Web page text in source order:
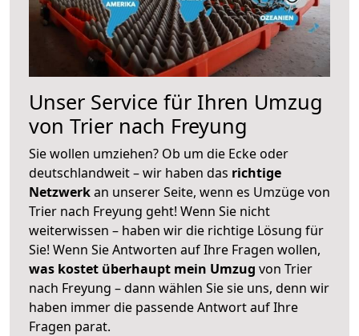
Unser Service für Ihren Umzug
von Trier nach Freyung
Sie wollen umziehen? Ob um die Ecke oder
deutschlandweit – wir haben das richtige
Netzwerkan unserer Seite, wenn es Umzüge von
Trier nach Freyung geht! Wenn Sie nicht
weiterwissen – haben wir die richtige Lösung für
Sie! Wenn Sie Antworten auf Ihre Fragen wollen,
was kostet überhaupt mein Umzug von Trier
nach Freyung – dann wählen Sie sie uns, denn wir
haben immer die passende Antwort auf Ihre
Fragen parat.